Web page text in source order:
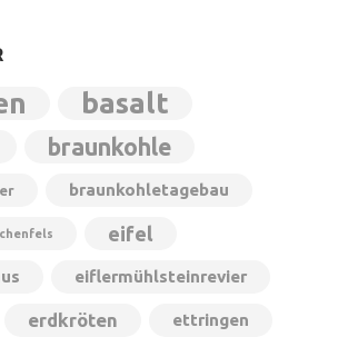
basalt
braunkohle
braunkohletagebau
eifel
eiflermühlsteinrevier
erdkröten ettringen